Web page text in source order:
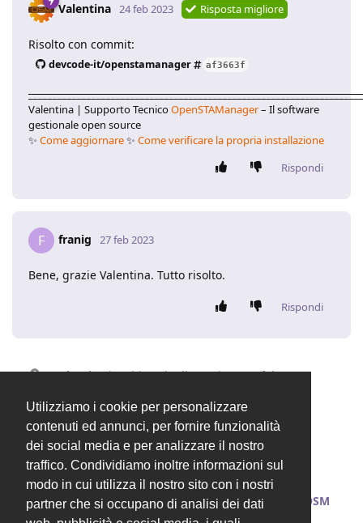
Utilizziamo i cookie per personalizzare
contenuti ed annunci, per fornire funzionalità
dei social media e per analizzare il nostro
traffico. Condividiamo inoltre informazioni sul
modo in cui utilizza il nostro sito con i nostri
partner che si occupano di analisi dei dati
Valentina 24 feb 2023 Risposta migliore
Risolto con commit:
devcode-it/openstamanager af3663f
Valentina | Supporto TecnicoOpenSTAManager– Il software
gestionale open source
✨ Come aggiornare✨ Come verificare la propria installazione
Rispondi
F franig 27 feb 2023
Bene, grazie Valentina. Tutto risolto.
Rispondi
Valentinaha chiuso la discussione27 feb 2023.
4 MESIDOPO
Valentinaha cambiato il titolo in [RISOLTO]
Problema aggiunta articoli in DDT in Entrata OSM
2.4.40 19 giu 2023.